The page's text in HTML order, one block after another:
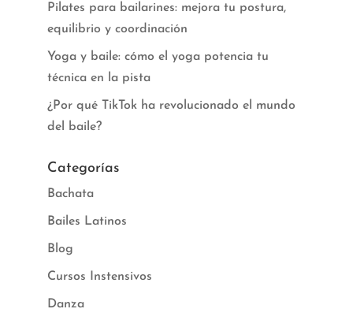
Pilates para bailarines: mejora tu postura,
equilibrio y coordinación
Yoga y baile: cómo el yoga potencia tu
técnica en la pista
¿Por qué TikTok ha revolucionado el mundo
del baile?
Categorías
Bachata
Bailes Latinos
Blog
Cursos Instensivos
Danza